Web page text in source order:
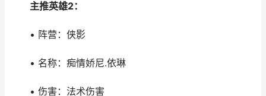
主推英雄2：
• 阵营：侠影
• 名称：痴情娇尼.依琳
• 伤害：法术伤害